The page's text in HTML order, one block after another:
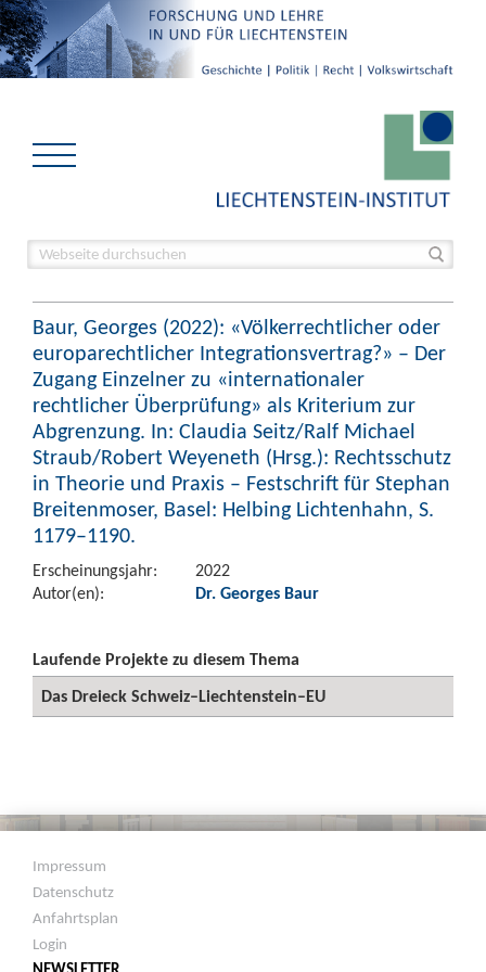
Baur, Georges (2022): «Völkerrechtlicher oder
europarechtlicher Integrationsvertrag?» – Der
Zugang Einzelner zu «internationaler
rechtlicher Überprüfung» als Kriterium zur
Abgrenzung. In: Claudia Seitz/Ralf Michael
Straub/Robert Weyeneth (Hrsg.): Rechtsschutz
in Theorie und Praxis – Festschrift für Stephan
Breitenmoser, Basel: Helbing Lichtenhahn, S.
1179–1190.
Erscheinungsjahr:
2022
Autor(en):
Dr. Georges Baur
Laufende Projekte zu diesem Thema
Das Dreieck Schweiz–Liechtenstein–EU
Impressum
Datenschutz
Anfahrtsplan
Login